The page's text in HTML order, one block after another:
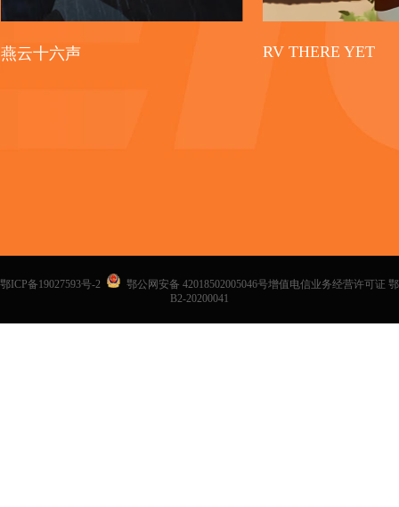
燕云十六声 RV THERE YET
鄂ICP备19027593号-2
鄂公网安备 42018502005046号增值电信业务经营许可证 鄂
B2-20200041